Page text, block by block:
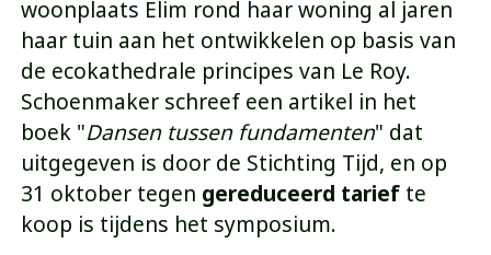
woonplaats Elim rond haar woning al jaren
haar tuin aan het ontwikkelen op basis van
de ecokathedrale principes van Le Roy.
Schoenmaker schreef een artikel in het
boek "Dansen tussen fundamenten" dat
uitgegeven is door de Stichting Tijd, en op
31 oktober tegen gereduceerd tarief te
koop is tijdens het symposium.